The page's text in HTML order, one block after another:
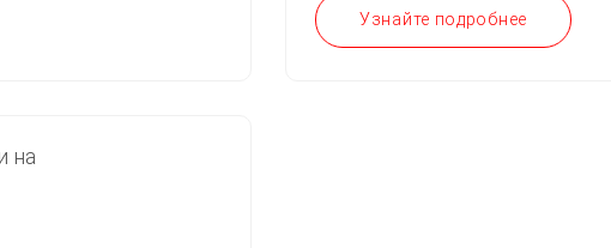
Узнайте подробнее
на